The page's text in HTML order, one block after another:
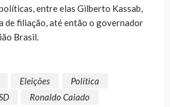
entre elas Gilberto Kassab,
de filiação, até então o governador
Brasil.
Eleições
Política
Ronaldo Caiado